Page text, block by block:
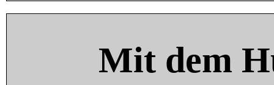
Mit dem